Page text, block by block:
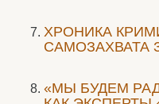
ХРОНИКА
САМОЗАХВАТА
«МЫ БУДЕМ